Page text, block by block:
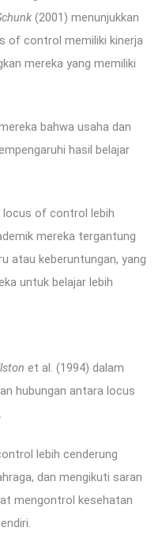
(2001) menunjukkan
of control memiliki kinerja
mereka yang memiliki
bahwa usaha dan
hasil belajar
locus of control lebih
mereka tergantung
atau keberuntungan, yang
untuk belajar lebih
et al. (1994) dalam
hubungan antara locus
lebih cenderung
dan mengikuti saran
mengontrol kesehatan